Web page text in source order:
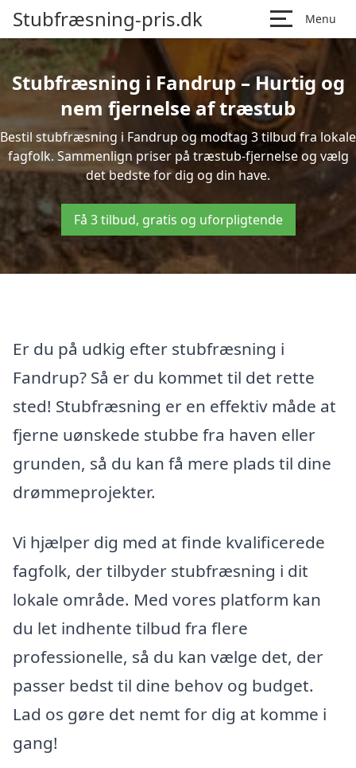
Stubfræsning-pris.dk Menu
Stubfræsning i Fandrup – Hurtig og
nem fjernelse af træstub
Bestil stubfræsning i Fandrup og modtag 3 tilbud fra lokale
fagfolk. Sammenlign priser på træstub-fjernelse og vælg
det bedste for dig og din have.
Få 3 tilbud, gratis og uforpligtende
Er du på udkig efter stubfræsning i
Fandrup? Så er du kommet til det rette
sted! Stubfræsning er en effektiv måde at
fjerne uønskede stubbe fra haven eller
grunden, så du kan få mere plads til dine
drømmeprojekter.
Vi hjælper dig med at finde kvalificerede
fagfolk, der tilbyder stubfræsning i dit
lokale område. Med vores platform kan
du let indhente tilbud fra flere
professionelle, så du kan vælge det, der
passer bedst til dine behov og budget.
Lad os gøre det nemt for dig at komme i
gang!